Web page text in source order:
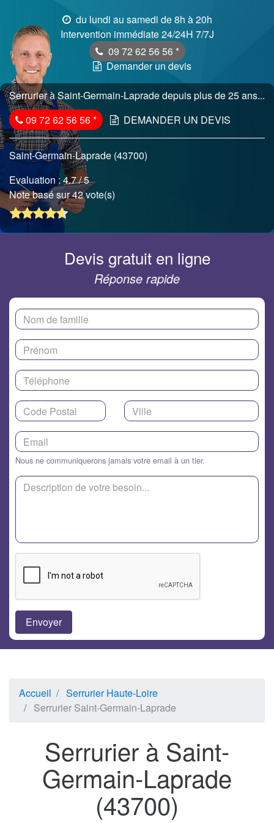
du lundi au samedi de 8h à 20h
Intervention immédiate 24/24H 7/7J
09 72 62 56 56 *
Demander un devis
Serrurier à Saint-Germain-Laprade depuis plus de 25 ans...
09 72 62 56 56* DEMANDER UN DEVIS
Saint-Germain-Laprade (43700)
Evaluation :4.7/ 5
Note basé sur 42 vote(s)
Devis gratuit en ligne
Réponse rapide
Nous ne communiquerons jamais votre email à un tier.
Accueil
Serrurier Haute-Loire
Serrurier Saint-Germain-Laprade
Serrurier à Saint-
Germain-Laprade
(43700)